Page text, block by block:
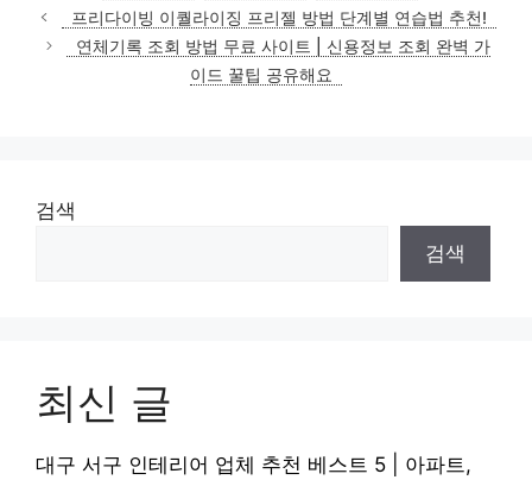
프리다이빙 이퀄라이징 프리젤 방법 단계별 연습법 추천!
연체기록 조회 방법 무료 사이트 | 신용정보 조회 완벽 가
이드 꿀팁 공유해요
검색
검색
최신 글
대구 서구 인테리어 업체 추천 베스트 5 | 아파트,